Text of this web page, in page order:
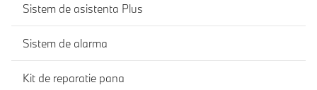
Sistem de asistenta Plus
Sistem de alarma
Kit de reparatie pana